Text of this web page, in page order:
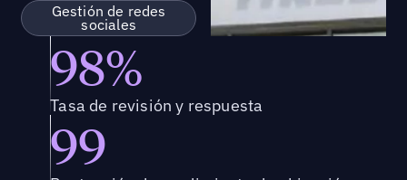
Gestión de redes
sociales
98%
Tasa de revisión y respuesta
99